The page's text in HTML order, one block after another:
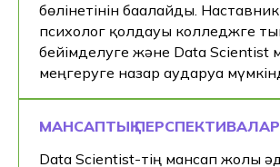
бөлінетінін бағалайды.
психолог қолдауы колледжге
бейімделуге және Data Scientist
меңгеруге назар аударуға
МАНСАПТЫҚ ПЕРСПЕКТИВАЛАР
Data Scientist-тің мансап жолы